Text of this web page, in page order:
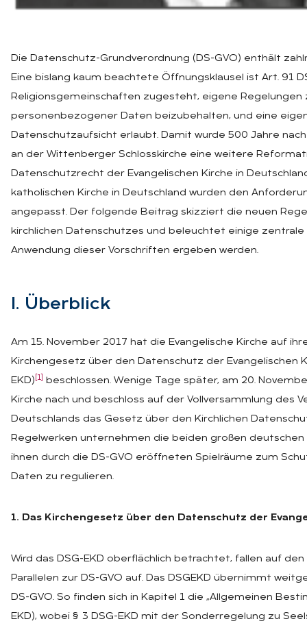
Die Datenschutz-Grundverordnung (DS-GVO) enthält
Eine bislang kaum beachtete Öffnungsklausel ist Art. 91
Religionsgemeinschaften zugesteht, eigene Regelungen
personenbezogener Daten beizubehalten, und eine
Datenschutzaufsicht erlaubt. Damit wurde 500 Jahre
an der Wittenberger Schlosskirche eine weitere
Datenschutzrecht der Evangelischen Kirche in
katholischen Kirche in Deutschland wurden den
angepasst. Der folgende Beitrag skizziert die neuen
kirchlichen Datenschutzes und beleuchtet einige zentrale
Anwendung dieser Vorschriften ergeben werden.
I. Über­blick
Am 15. November 2017 hat die Evangelische Kirche auf
Kirchengesetz über den Datenschutz der Evangelischen
EKD) [1]
beschlossen. Wenige Tage später, am 20.
Kirche nach und beschloss auf der Vollversammlung des
Deutschlands das Gesetz über den Kirchlichen
Regelwerken unternehmen die beiden großen deutschen
ihnen durch die DS-GVO eröffneten Spielräume zum
Daten zu regulieren.
1. Das Kirchengesetz über den Datenschutz der
Wird das DSG-EKD oberflächlich betrachtet, fallen auf
Parallelen zur DS-GVO auf. Das DSGEKD übernimmt
DS-GVO. So finden sich in Kapitel 1 die „Allgemeinen
EKD), wobei § 3 DSG-EKD mit der Sonderregelung zu